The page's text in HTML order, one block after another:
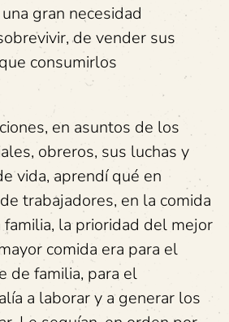
gran necesidad
de vender sus
consumirlos
en asuntos de los
obreros, sus luchas y
vida, aprendí qué en
trabajadores, en la comida
la prioridad del mejor
comida era para el
de familia, para el
a laborar y a generar los